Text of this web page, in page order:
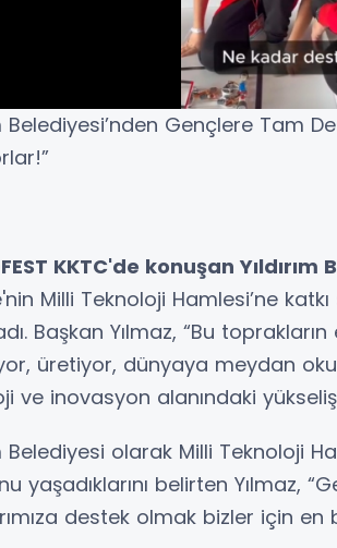
Belediyesi’nden Gençlere Tam
KKTC'de konuşan
Milli Teknoloji Hamlesi’ne
Başkan Yılmaz, “Bu
üretiyor, dünyaya meydan
ve inovasyon alanındaki
Belediyesi olarak Milli Teknoloji
yaşadıklarını belirten Yılmaz,
destek olmak bizler için en